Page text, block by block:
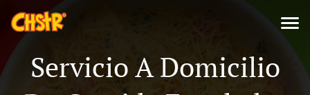
Servicio A Domicilio